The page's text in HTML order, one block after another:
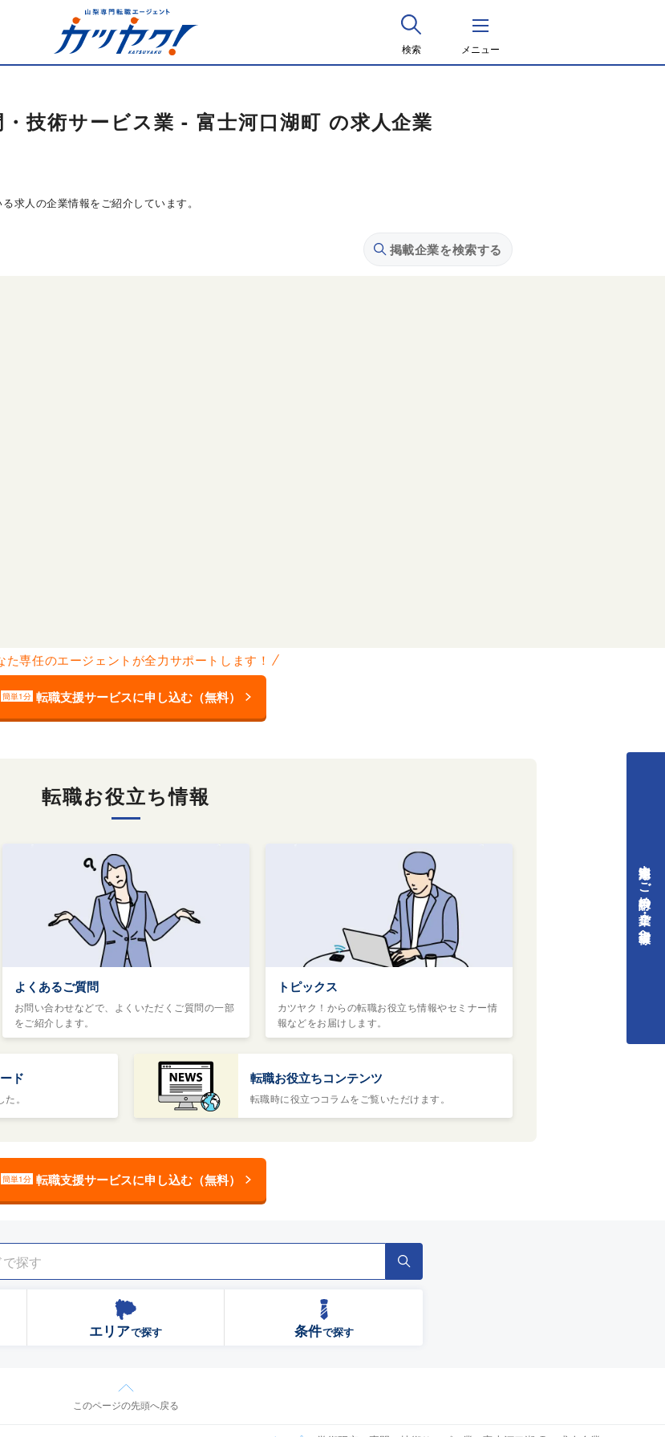
検索 メニュー
技術サービス業 - 富士河口湖町 の求人企業
求人の企業情報をご紹介しています。
掲載企業を検索する
た専任のエージェントが全力サポートします！
簡単1分 転職支援サービスに申し込む（無料）
転職お役立ち情報
よくあるご質問
お問い合わせなどで、よくいただくご質問の一部
をご紹介します。
トピックス
カツヤク！からの転職お役立ち情報やセミナー情
報などをお届けします。
ド
。
転職お役立ちコンテンツ
転職時に役立つコラムをご覧いただけます。
簡単1分 転職支援サービスに申し込む（無料）
エリアで探す 条件で探す
このページの先頭へ戻る
中途採用をご検討中の企業・ご担当者様へ